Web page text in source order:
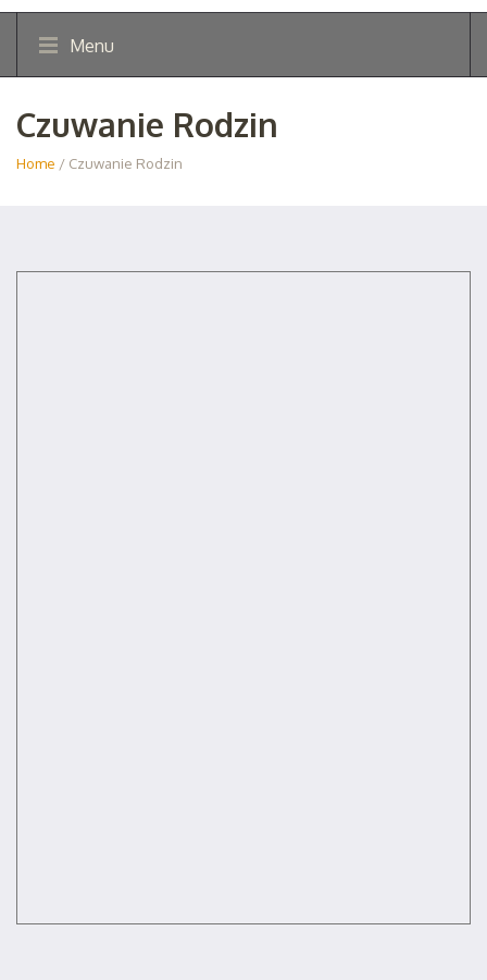
Menu
Czuwanie Rodzin
Home / Czuwanie Rodzin